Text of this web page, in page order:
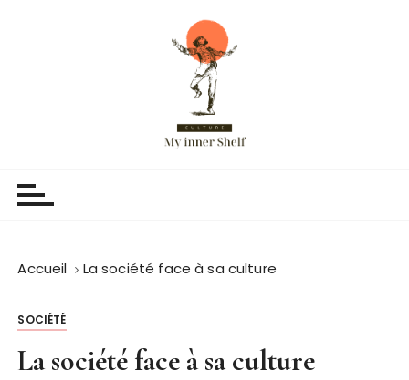
Accueil La société face à sa culture
SOCIÉTÉ
La société face à sa culture